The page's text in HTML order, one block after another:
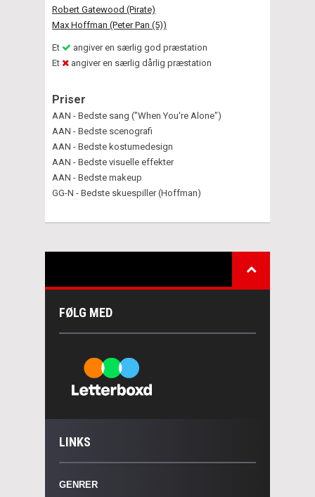
Robert Gatewood (Pirate)
Max Hoffman (Peter Pan (5))
Et
angiver en særlig god præstation
Et
angiver en særlig dårlig præstation
Priser
AAN - Bedste sang ("When You're Alone")
AAN - Bedste scenografi
AAN - Bedste kostumedesign
AAN - Bedste visuelle effekter
AAN - Bedste makeup
GG-N - Bedste skuespiller (Hoffman)
FØLG MED
LINKS
GENRER